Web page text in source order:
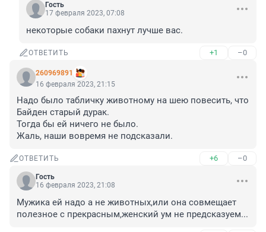
Гость
17 февраля 2023, 07:08
некоторые собаки пахнут лучше вас.
ОТВЕТИТЬ +1 –0
260969891
16 февраля 2023, 21:15
Надо было табличку животному на шею повесить, что
Байден старый дурак.
Тогда бы ей ничего не было.
Жаль, наши вовремя не подсказали.
ОТВЕТИТЬ +6 –0
Гость
16 февраля 2023, 21:08
Мужика ей надо а не животных,или она совмещает
полезное с прекрасным,женский ум не предсказуем...